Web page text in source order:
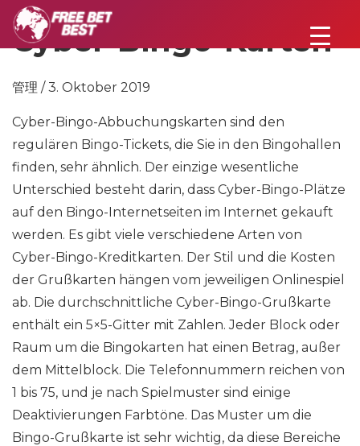
Cyber-Bingo-Karten
管理 / 3. Oktober 2019
Cyber-Bingo-Abbuchungskarten sind den
regulären Bingo-Tickets, die Sie in den Bingohallen
finden, sehr ähnlich. Der einzige wesentliche
Unterschied besteht darin, dass Cyber-Bingo-Plätze
auf den Bingo-Internetseiten im Internet gekauft
werden. Es gibt viele verschiedene Arten von
Cyber-Bingo-Kreditkarten. Der Stil und die Kosten
der Grußkarten hängen vom jeweiligen Onlinespiel
ab. Die durchschnittliche Cyber-Bingo-Grußkarte
enthält ein 5×5-Gitter mit Zahlen. Jeder Block oder
Raum um die Bingokarten hat einen Betrag, außer
dem Mittelblock. Die Telefonnummern reichen von
1 bis 75, und je nach Spielmuster sind einige
Deaktivierungen Farbtöne. Das Muster um die
Bingo-Grußkarte ist sehr wichtig, da diese Bereiche